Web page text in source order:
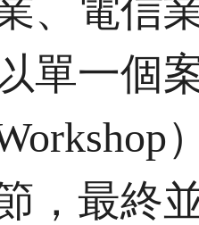
、電信
單一個
，最終